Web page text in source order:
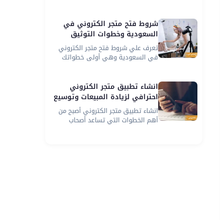
شروط فتح متجر الكتروني في
السعودية وخطوات التوثيق
القانونية
تعرف علي شروط فتح متجر الكتروني
في السعودية وهي أولى خطواتك
انشاء تطبيق متجر الكتروني
احترافي لزيادة المبيعات وتوسيع
نشاطك التجاري
انشاء تطبيق متجر الكتروني أصبح من
أهم الخطوات التي تساعد أصحاب